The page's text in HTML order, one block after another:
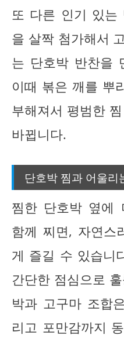
또 다른 인기 있는
을 살짝 첨가해서
는 단호박 반찬을
이때 볶은 깨를 뿌
부해져서 평범한
바뀝니다.
단호박 찜과 어울리
찜한 단호박 옆에
함께 찌면, 자연스
게 즐길 수 있습니
간단한 점심으로
박과 고구마 조합
리고 포만감까지